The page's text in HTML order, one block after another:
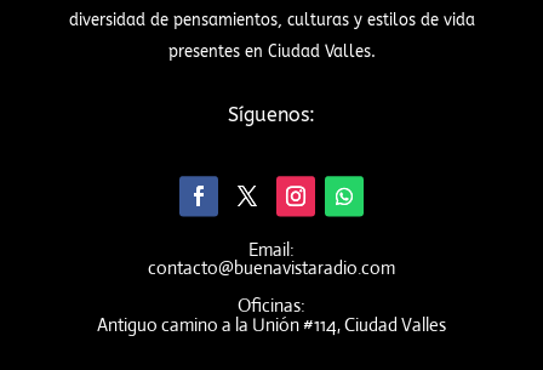
diversidad de pensamientos, culturas y estilos de vida
presentes en Ciudad Valles.
Síguenos:
Email:
contacto@buenavistaradio.com
Oficinas:
Antiguo camino a la Unión #114, Ciudad Valles